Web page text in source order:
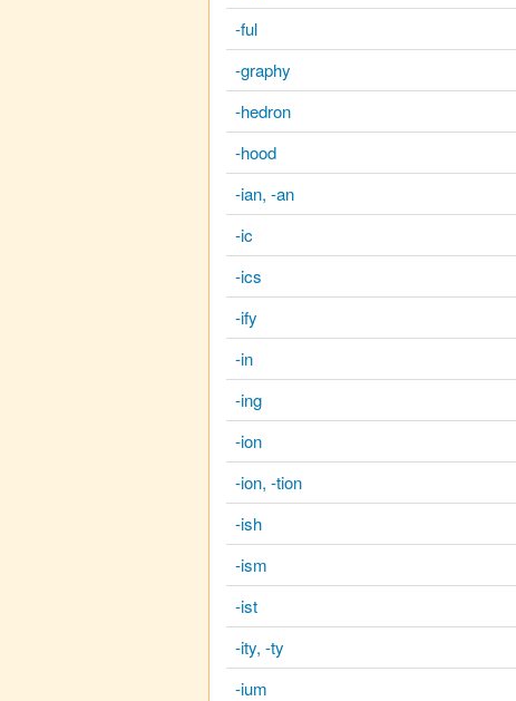
-ful
-graphy
-hedron
-hood
-ian, -an
-ic
-ics
-ify
-in
-ing
-ion
-ion, -tion
-ish
-ism
-ist
-ity, -ty
-ium